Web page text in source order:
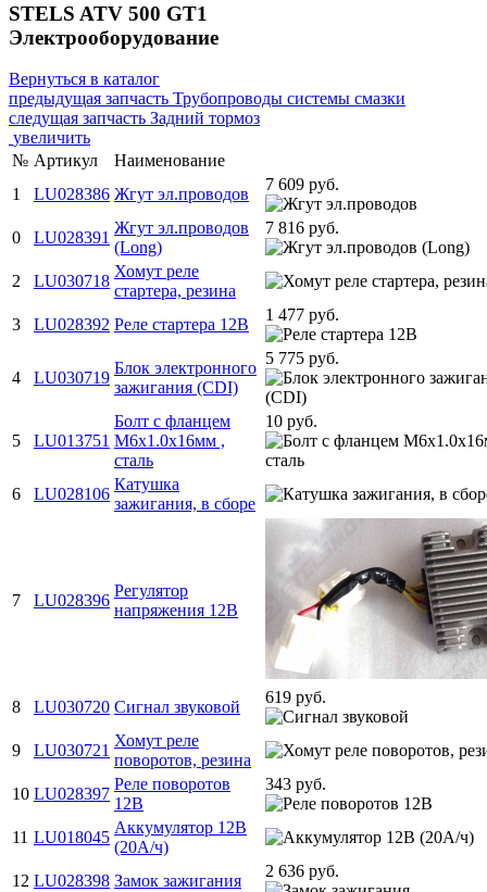
STELS ATV 500 GT1
Электрооборудование
Вернуться в каталог
предыдущая запчасть Трубопроводы системы смазки
следущая запчасть Задний тормоз
увеличить
№ Артикул
Наименование
1
LU028386 Жгут эл.проводов
7 609 руб.
0 LU028391
Жгут эл.проводов
(Long)
7 816 руб.
2 LU030718
Хомут реле
стартера, резина
3
LU028392 Реле стартера 12В
1 477 руб.
4 LU030719
Блок электронного
зажигания (CDI)
5 775 руб.
5 LU013751
Болт с фланцем
M6х1.0х16мм ,
сталь
10 руб.
6 LU028106
Катушка
зажигания, в сборе
7 LU028396
Регулятор
напряжения 12В
8 LU030720 Сигнал звуковой
619 руб.
9 LU030721
Хомут реле
поворотов, резина
10 LU028397
Реле поворотов
12В
343 руб.
11 LU018045
Аккумулятор 12В
(20A/ч)
12 LU028398 Замок зажигания
2 636 руб.